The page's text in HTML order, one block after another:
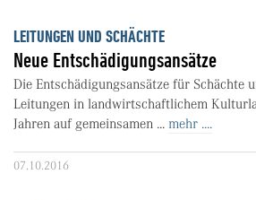
LEITUNGEN UND SCHÄCHTE
Neue Entschädigungsansätze
Die Entschädigungsansätze für Schächte
Leitungen in landwirtschaftlichem
Jahren auf gemeinsamen ... mehr ....
07.10.2016